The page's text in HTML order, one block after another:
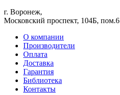
г. Воронеж,
​Московский проспект, 104Б, пом.6
О компании
Производители
Оплата
Доставка
Гарантия
Библиотека
Контакты